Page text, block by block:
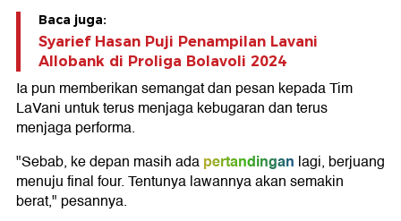
Baca juga:
Syarief Hasan Puji Penampilan Lavani
Allobank di Proliga Bolavoli 2024
Ia pun memberikan semangat dan pesan kepada Tim
LaVani untuk terus menjaga kebugaran dan terus
menjaga performa.
"Sebab, ke depan masih adapertandingan lagi, berjuang
menuju final four. Tentunya lawannya akan semakin
berat," pesannya.